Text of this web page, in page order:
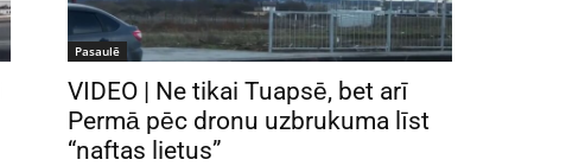
Pasaulē
VIDEO | Ne tikai Tuapsē, bet arī
Permā pēc dronu uzbrukuma līst
“naftas lietus”